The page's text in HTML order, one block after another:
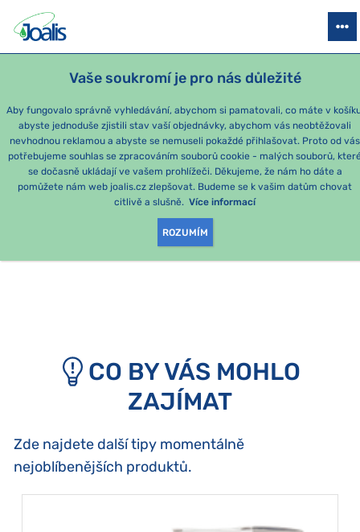
Vaše soukromí je pro nás důležité
Aby fungovalo správně vyhledávání, abychom si pamatovali, co máte v
abyste jednoduše zjistili stav vaší objednávky, abychom vás neobtěžovali
nevhodnou reklamou a abyste se nemuseli pokaždé přihlašovat. Proto od vás
potřebujeme souhlas se zpracováním souborů cookie - malých souborů,
se dočasně ukládají ve vašem prohlížeči. Děkujeme, že nám ho dáte a
pomůžete nám web joalis.cz zlepšovat. Budeme se k vašim datům chovat
citlivě a slušně. Více informací
ROZUMÍM
PRODUKTY PODLE OBTÍŽÍ SEZÓNNÍ BALÍČKY PRO DĚTI
e-shop Joalis
OMLOUVÁME SE, ALE
TATO STRÁNKA
NEEXISTUJE.
CO BY VÁS MOHLO
ZAJÍMAT
Zde najdete další tipy momentálně
nejoblíbenějších produktů.